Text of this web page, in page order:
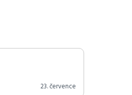
23. července